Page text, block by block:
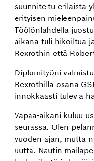
suunniteltu erilaista
erityisen
Töölönlahdella
aikana tuli hikoiltua
Rexrothin että
Diplomityöni
Rexrothilla osana
innokkaasti tulevia
Vapaa-aikani kuluu
seurassa. Olen
vuoden ajan, mutta
uutta. Nautin